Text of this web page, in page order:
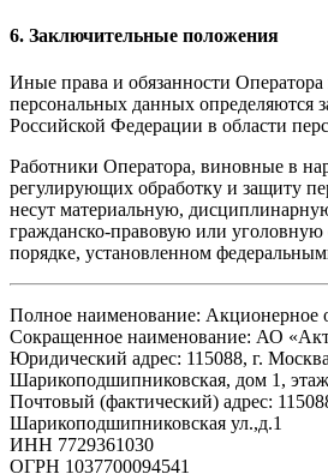
6. Заключительные положения
Иные права и обязанности Оператора
персональных данных определяются
Российской Федерации в области
Работники Оператора, виновные в
регулирующих обработку и защиту
несут материальную,
гражданско-правовую или уголовную
порядке, установленном
Полное наименование: Акционерное
Сокращенное наименование: АО
Юридический адрес: 115088, г.
Шарикоподшипниковская, дом 1,
Почтовый (фактический) адрес:
Шарикоподшипниковская ул.,д.1
ИНН 7729361030
ОГРН 1037700094541